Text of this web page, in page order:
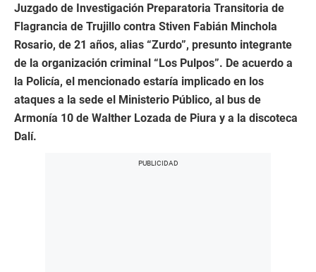
Juzgado de Investigación Preparatoria Transitoria de
Flagrancia de Trujillo contra Stiven Fabián Minchola
Rosario, de 21 años, alias “Zurdo”, presunto integrante
de la organización criminal “Los Pulpos”. De acuerdo a
la Policía, el mencionado estaría implicado en los
ataques a la sede el Ministerio Público, al bus de
Armonía 10 de Walther Lozada de Piura y a la discoteca
Dalí.